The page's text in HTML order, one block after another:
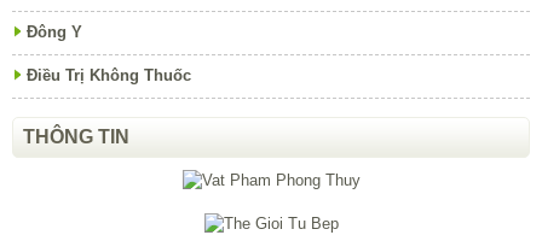
Đông Y
Điều Trị Không Thuốc
THÔNG TIN